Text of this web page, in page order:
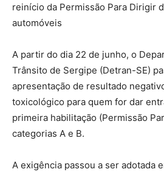
reinício da Permissão Para Dirigir
automóveis
A partir do dia 22 de junho, o
Trânsito de Sergipe (Detran-SE)
apresentação de resultado
toxicológico para quem for dar
primeira habilitação (Permissão
categorias A e B.
A exigência passou a ser adotada